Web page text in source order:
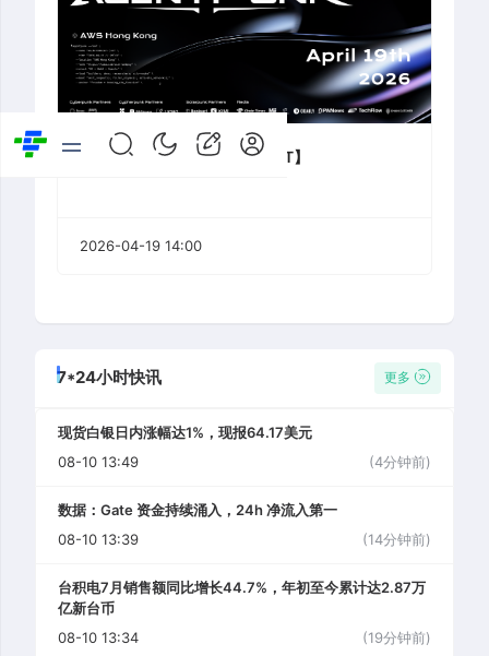
【AGENTPUNK2077 SUMMIT】
2026-04-19 14:00
7*24小时快讯 更多
现货白银日内涨幅达1%，现报64.17美元
08-10 13:49
(4分钟前)
数据：Gate 资金持续涌入，24h 净流入第一
08-10 13:39
(14分钟前)
台积电7月销售额同比增长44.7%，年初至今累计达2.87万
亿新台币
08-10 13:34
(19分钟前)